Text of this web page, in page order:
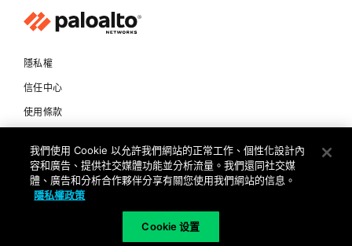
隱私權
信任中心
使用條款
Copyright © 2026 Palo Alto Networks. All Rights Reserved
我們使用 Cookie 以允許我們網站的正常工作、個性化設計內
容和廣告、提供社交媒體功能並分析流量。我們還同社交媒
體、廣告和分析合作夥伴分享有關您使用我們網站的信息。
隱私權政策
Cookie 设置